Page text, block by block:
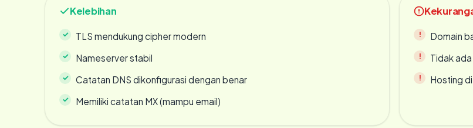
Kelebihan
TLS mendukung cipher modern
Nameserver stabil
Catatan DNS dikonfigurasi dengan benar
Memiliki catatan MX (mampu email)
Domain
Tidak
Hosting